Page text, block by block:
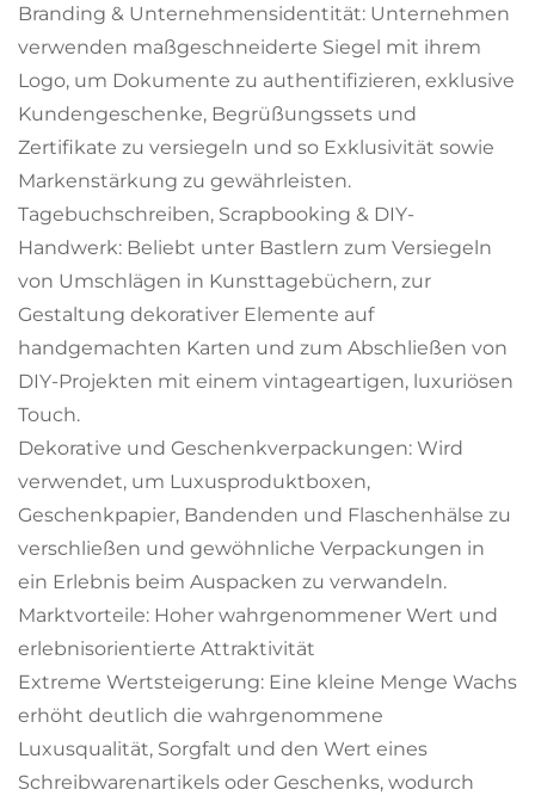
Branding & Unternehmensidentität: Unternehmen
verwenden maßgeschneiderte Siegel mit ihrem
Logo, um Dokumente zu authentifizieren, exklusive
Kundengeschenke, Begrüßungssets und
Zertifikate zu versiegeln und so Exklusivität sowie
Markenstärkung zu gewährleisten.
Tagebuchschreiben, Scrapbooking & DIY-
Handwerk: Beliebt unter Bastlern zum Versiegeln
von Umschlägen in Kunsttagebüchern, zur
Gestaltung dekorativer Elemente auf
handgemachten Karten und zum Abschließen von
DIY-Projekten mit einem vintageartigen, luxuriösen
Touch.
Dekorative und Geschenkverpackungen: Wird
verwendet, um Luxusproduktboxen,
Geschenkpapier, Bandenden und Flaschenhälse zu
verschließen und gewöhnliche Verpackungen in
ein Erlebnis beim Auspacken zu verwandeln.
Marktvorteile: Hoher wahrgenommener Wert und
erlebnisorientierte Attraktivität
Extreme Wertsteigerung: Eine kleine Menge Wachs
erhöht deutlich die wahrgenommene
Luxusqualität, Sorgfalt und den Wert eines
Schreibwarenartikels oder Geschenks, wodurch